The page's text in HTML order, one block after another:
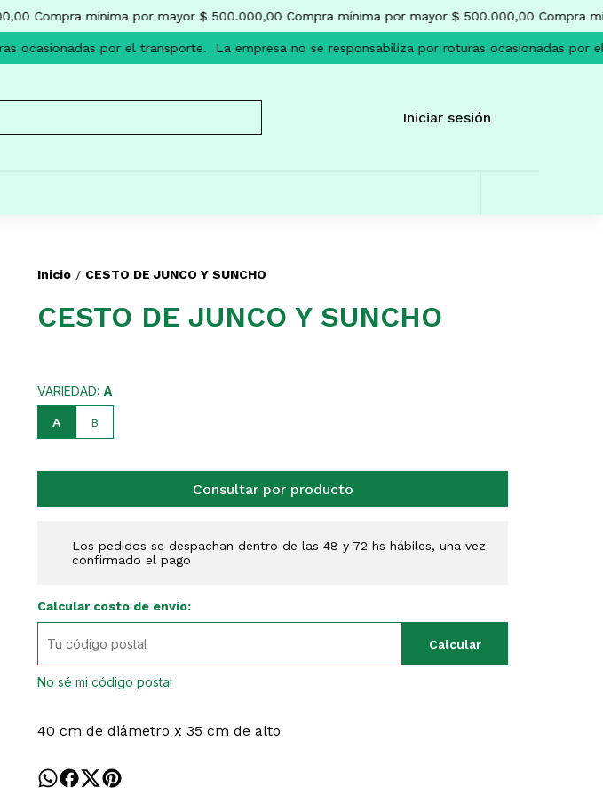
Compra mínima por mayor $ 500.000,00 Compra mínima por mayor $ 500.000,00 Compra
ocasionadas por el transporte. La empresa no se responsabiliza por roturas ocasionadas por
Iniciar sesión
Inicio / CESTO DE JUNCO Y SUNCHO
CESTO DE JUNCO Y SUNCHO
VARIEDAD: A
A B
Consultar por producto
Los pedidos se despachan dentro de las 48 y 72 hs hábiles, una vez
confirmado el pago
Calcular costo de envío:
Calcular
No sé mi código postal
40 cm de diámetro x 35 cm de alto